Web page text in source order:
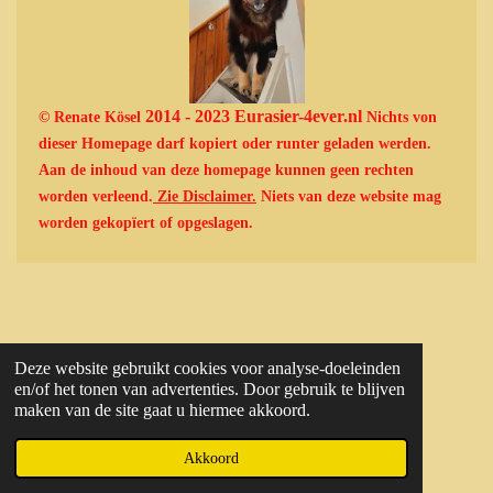
Deze website gebruikt cookies voor analyse-doeleinden
en/of het tonen van advertenties. Door gebruik te blijven
maken van de site gaat u hiermee akkoord.
Akkoord
© Renate Kösel 2014 - 2023 Eurasier-4ever.nl Nichts von
dieser Homepage darf kopiert oder runter geladen werden.
Aan de inhoud van deze homepage kunnen geen rechten
worden verleend. Zie Disclaimer. Niets van deze website mag
worden gekopïert of opgeslagen.